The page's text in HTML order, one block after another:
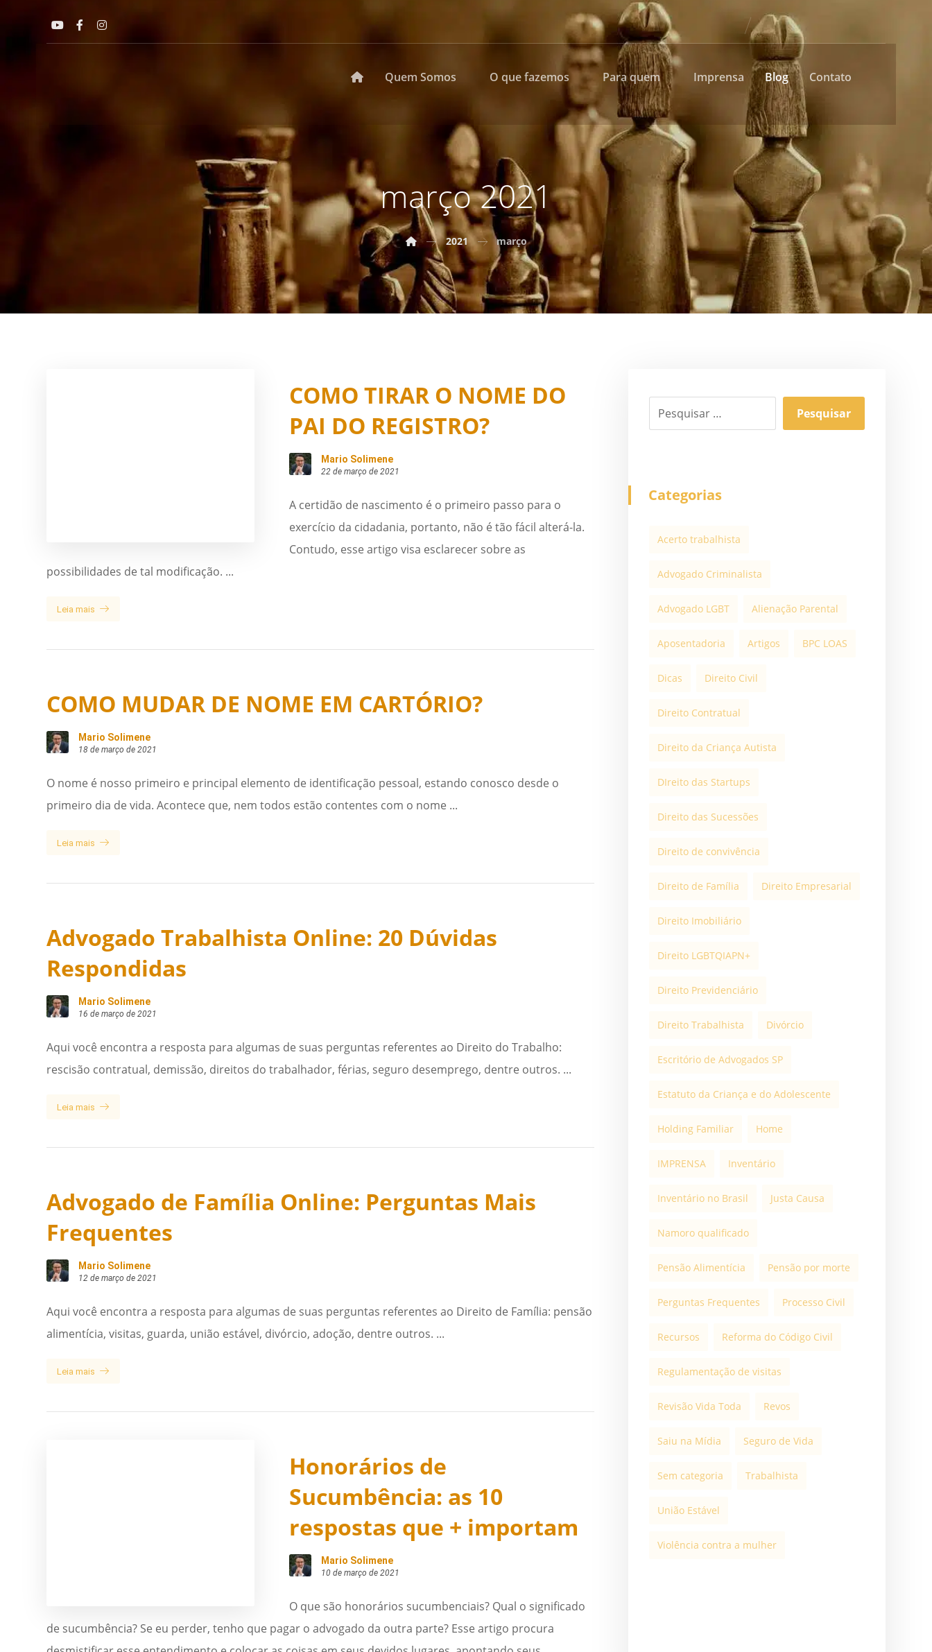
Quem Somos O que fazemos Para quem Imprensa Blog Contato
março 2021
2021 março
COMO TIRAR O NOME DO
PAI DO REGISTRO?
Mario Solimene
22 de março de 2021
A certidão de nascimento é o primeiro passo para o
exercício da cidadania, portanto, não é tão fácil alterá-la.
Contudo, esse artigo visa esclarecer sobre as
possibilidades de tal modificação. ...
Leia mais
COMO MUDAR DE NOME EM CARTÓRIO?
Mario Solimene
18 de março de 2021
O nome é nosso primeiro e principal elemento de identificação pessoal, estando conosco desde o
primeiro dia de vida. Acontece que, nem todos estão contentes com o nome ...
Leia mais
Advogado Trabalhista Online: 20 Dúvidas
Respondidas
Mario Solimene
16 de março de 2021
Aqui você encontra a resposta para algumas de suas perguntas referentes ao Direito do Trabalho:
rescisão contratual, demissão, direitos do trabalhador, férias, seguro desemprego, dentre outros. ...
Leia mais
Advogado de Família Online: Perguntas Mais
Frequentes
Mario Solimene
12 de março de 2021
Aqui você encontra a resposta para algumas de suas perguntas referentes ao Direito de Família: pensão
alimentícia, visitas, guarda, união estável, divórcio, adoção, dentre outros. ...
Leia mais
Honorários de
Sucumbência: as 10
respostas que + importam
Mario Solimene
10 de março de 2021
O que são honorários sucumbenciais? Qual o significado
de sucumbência? Se eu perder, tenho que pagar o advogado da outra parte? Esse artigo procura
Categorias
Acerto trabalhista
Advogado Criminalista
Advogado LGBT Alienação Parental
Aposentadoria Artigos BPC LOAS
Dicas Direito Civil
Direito Contratual
Direito da Criança Autista
DIreito das Startups
Direito das Sucessões
Direito de convivência
Direito de Família Direito Empresarial
Direito Imobiliário
Direito LGBTQIAPN+
Direito Previdenciário
Direito Trabalhista Divórcio
Escritório de Advogados SP
Estatuto da Criança e do Adolescente
Holding Familiar Home
IMPRENSA Inventário
Inventário no Brasil Justa Causa
Namoro qualificado
Pensão Alimentícia Pensão por morte
Perguntas Frequentes Processo Civil
Recursos Reforma do Código Civil
Regulamentação de visitas
Revisão Vida Toda Revos
Saiu na Mídia Seguro de Vida
Sem categoria Trabalhista
União Estável
Violência contra a mulher